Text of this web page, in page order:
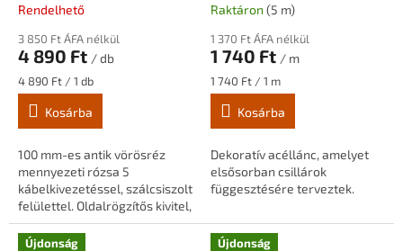
mm – 5 kivezetéssel
Rendelhető
3 850 Ft ÁFA nélkül
4 890 Ft / db
Egységár:
4 890 Ft / 1 db
Kosárba
100 mm-es antik vörösréz
mennyezeti rózsa 5
kábelkivezetéssel, szálcsiszolt
felülettel. Oldalrögzítős kivitel,
függesztékek és többágú
lámpák szereléséhez.
Raktáron (5 m)
1 370 Ft ÁFA nélkül
1 740 Ft / m
Egységár:
1 740 Ft / 1 m
Kosárba
Dekoratív acéllánc, amelyet
elsősorban csillárok
függesztésére terveztek.
Újdonság Újdonság